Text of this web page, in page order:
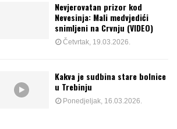
Nevjerovatan prizor kod
Nevesinja: Mali medvjedići
snimljeni na Crvnju (VIDEO)
Četvrtak, 19.03.2026.
Kakva je sudbina stare bolnice
u Trebinju
Ponedjeljak, 16.03.2026.